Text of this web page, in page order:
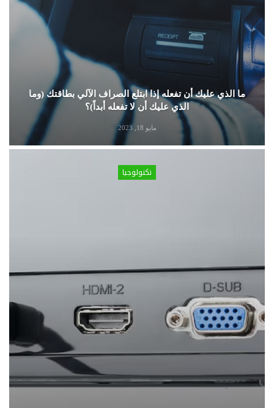
ما الذي عليك أن تفعله إذا ابتلع الصراف الآلي بطاقتك (وما
الذي عليك أن لا تفعله أبداً)؟
مايو 18, 2023
تكنولوجيا